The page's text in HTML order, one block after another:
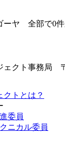
ーヤ 全部で0
トとは？
委員
ニカル委員